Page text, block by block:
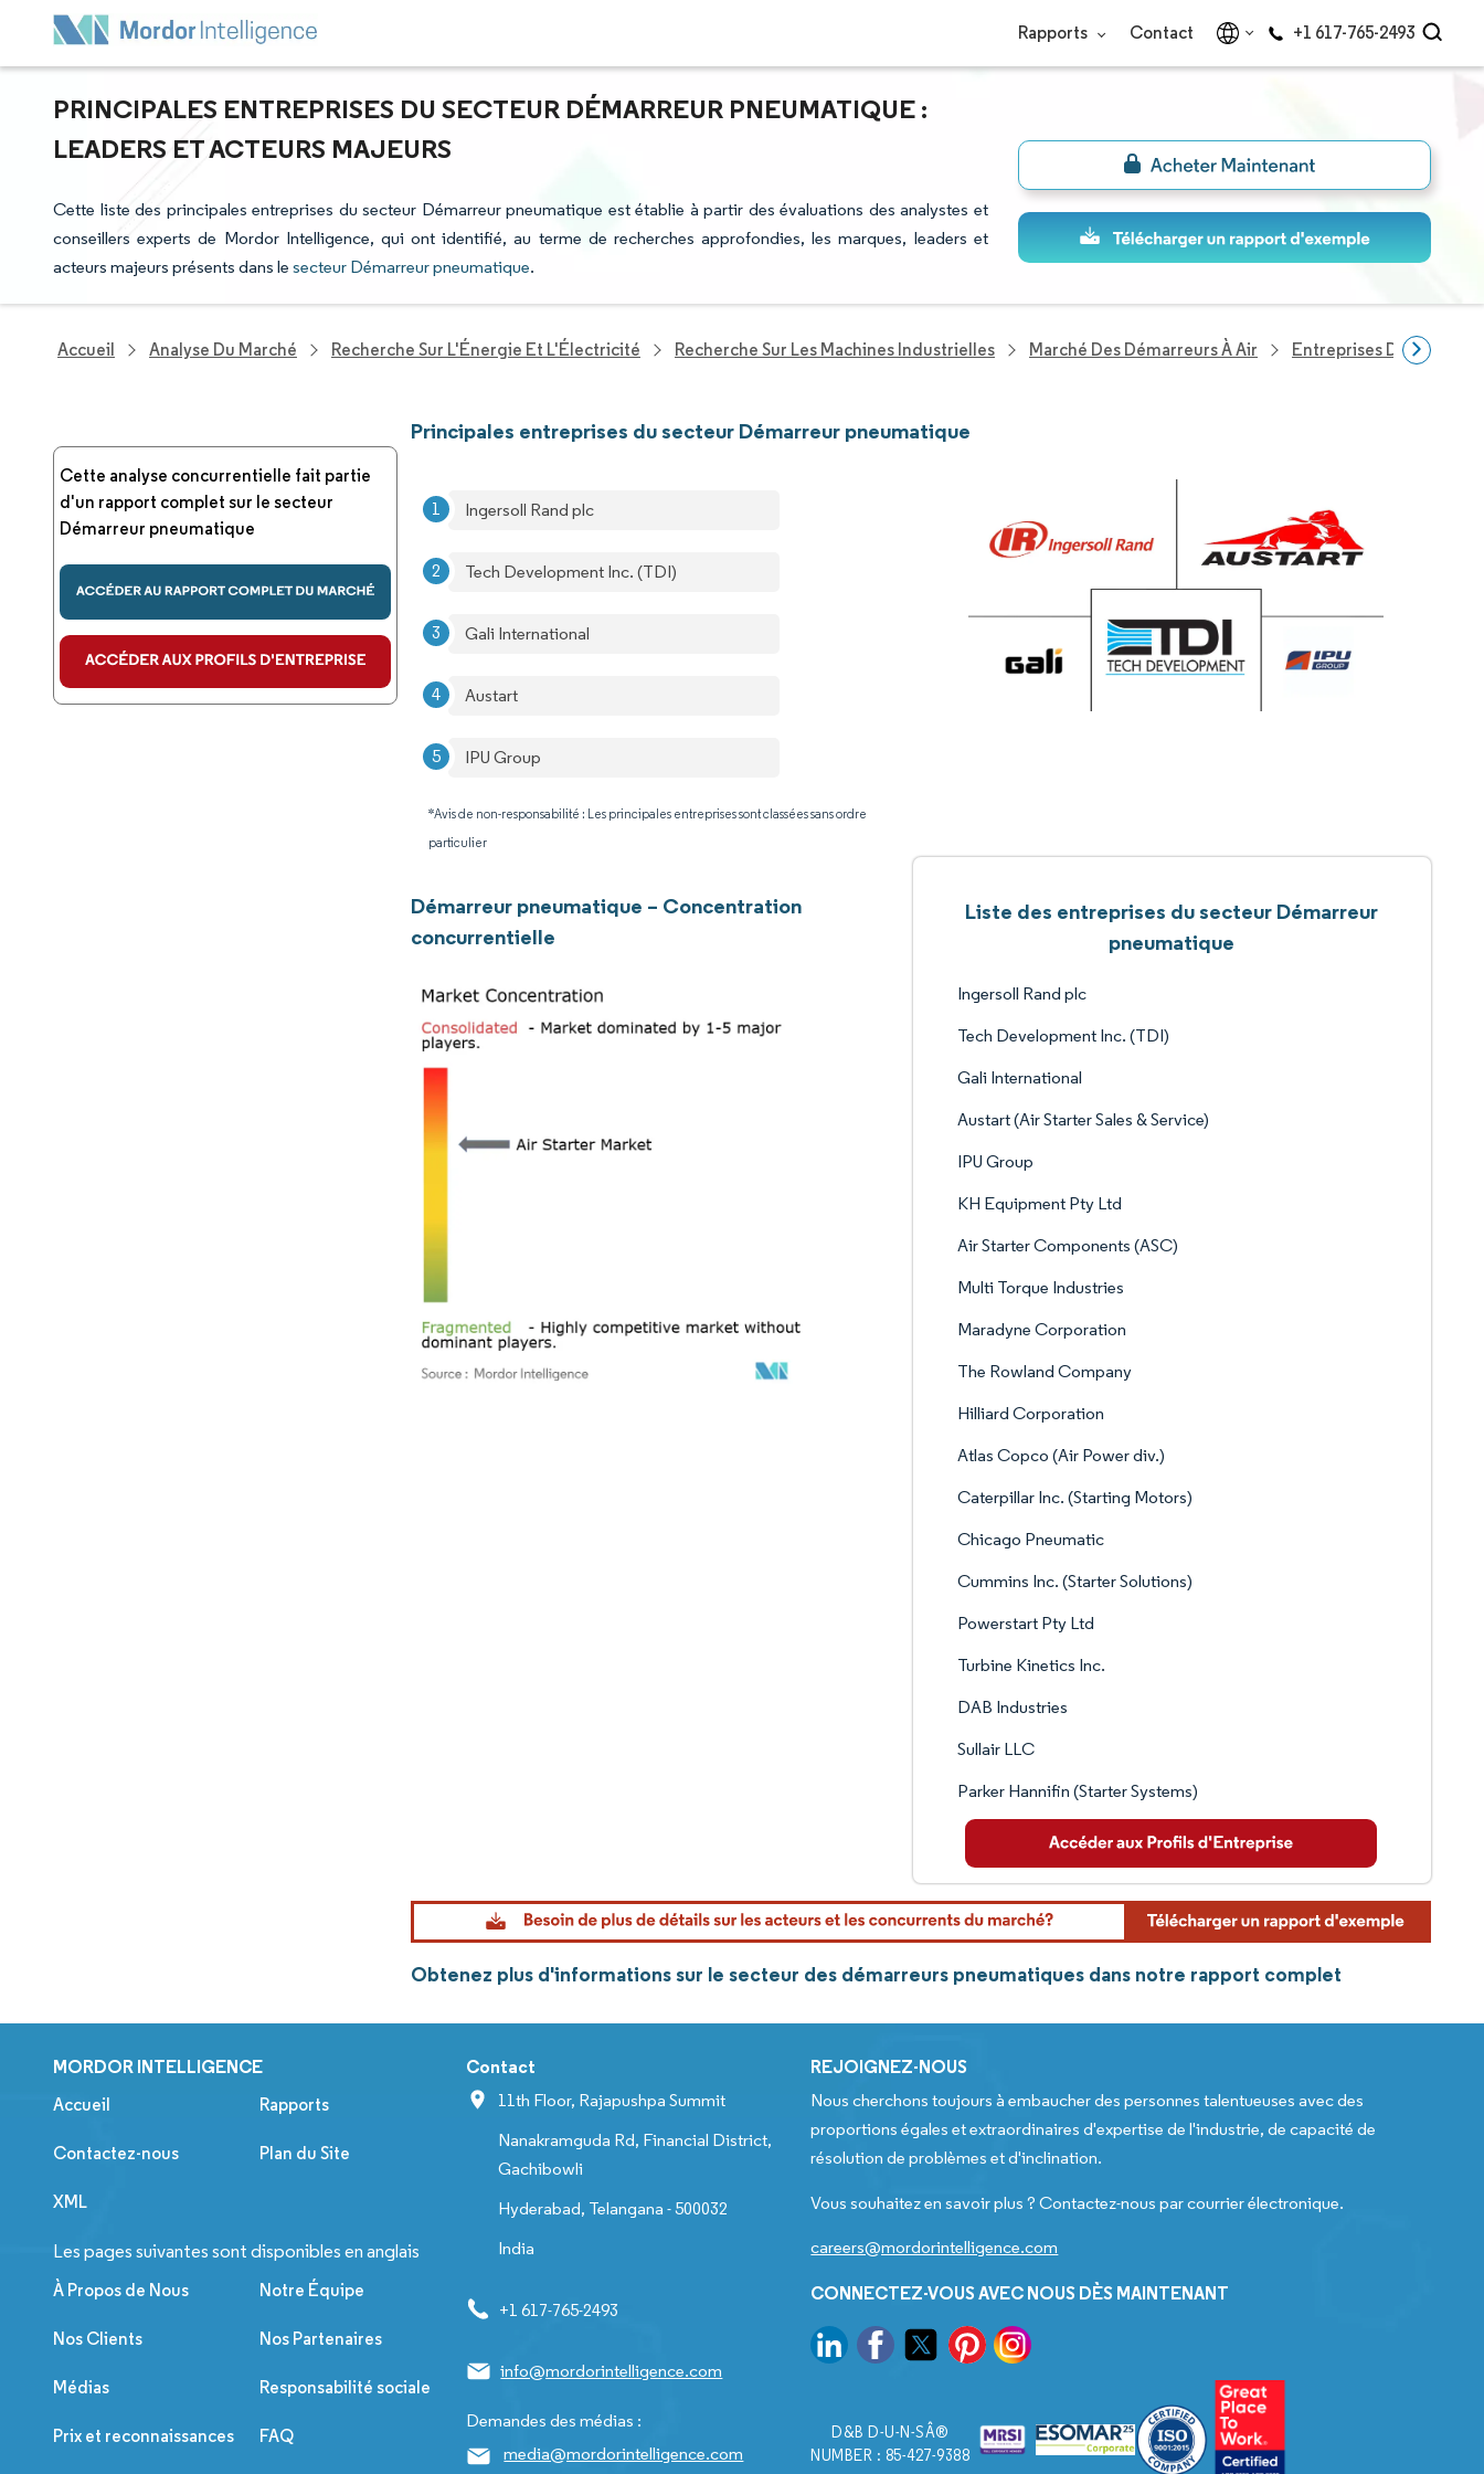
Rapports Contact +1 617-765-2493
PRINCIPALES ENTREPRISES DU SECTEUR DÉMARREUR PNEUMATIQUE :
LEADERS ET ACTEURS MAJEURS
Cette liste des principales entreprises du secteur Démarreur pneumatique est établie à partir des évaluations des analystes et
conseillers experts de Mordor Intelligence, qui ont identifié, au terme de recherches approfondies, les marques, leaders et
acteurs majeurs présents dans le secteur Démarreur pneumatique.
Accueil Analyse Du Marché Recherche Sur L'Énergie Et L'Électricité Recherche Sur Les Machines Industrielles Marché Des Démarreurs À Air Entreprises Du Secteur
Cette analyse concurrentielle fait partie
d'un rapport complet sur le secteur
Démarreur pneumatique
Principales entreprises du secteur Démarreur pneumatique
Ingersoll Rand plc
Tech Development Inc. (TDI)
Gali International
Austart
IPU Group
*Avis de non-responsabilité : Les principales entreprises sont classées sans ordre
particulier
Démarreur pneumatique – Concentration
concurrentielle
Liste des entreprises du secteur Démarreur
pneumatique
Ingersoll Rand plc
Tech Development Inc. (TDI)
Gali International
Austart (Air Starter Sales & Service)
IPU Group
KH Equipment Pty Ltd
Air Starter Components (ASC)
Multi Torque Industries
Maradyne Corporation
The Rowland Company
Hilliard Corporation
Atlas Copco (Air Power div.)
Caterpillar Inc. (Starting Motors)
Chicago Pneumatic
Cummins Inc. (Starter Solutions)
Powerstart Pty Ltd
Turbine Kinetics Inc.
DAB Industries
Sullair LLC
Parker Hannifin (Starter Systems)
Obtenez plus d'informations sur le secteur des démarreurs pneumatiques dans notre rapport complet
MORDOR INTELLIGENCE
Accueil Rapports
Contactez-nous Plan du Site
XML
Les pages suivantes sont disponibles en anglais
À Propos de Nous Notre Équipe
Nos Clients Nos Partenaires
Médias Responsabilité sociale
Prix et reconnaissances FAQ
Contact
11th Floor, Rajapushpa Summit
Nanakramguda Rd, Financial District,
Gachibowli
Hyderabad, Telangana - 500032
India
+1 617-765-2493
info@mordorintelligence.com
Demandes des médias :
media@mordorintelligence.com
REJOIGNEZ-NOUS
Nous cherchons toujours à embaucher des personnes talentueuses avec des
proportions égales et extraordinaires d'expertise de l'industrie, de capacité de
résolution de problèmes et d'inclination.
Vous souhaitez en savoir plus ? Contactez-nous par courrier électronique.
careers@mordorintelligence.com
CONNECTEZ-VOUS AVEC NOUS DÈS MAINTENANT
D&B D-U-N-SÂ®
NUMBER : 85-427-9388